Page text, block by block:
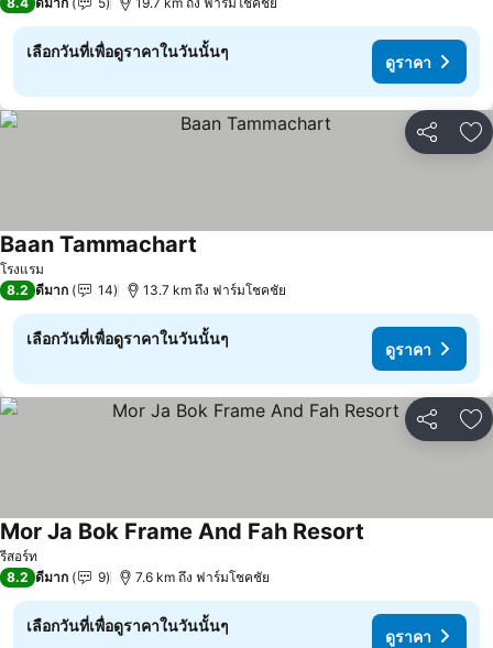
เลือกวันที่เพื่อดูราคาในวันนั้นๆ
ดูราคา
แชร์ เ
โรงแรม
Baan Tammachart
8.2 ดีมาก 14 13.7 km ถึง ฟาร์มโชคชัย
เลือกวันที่เพื่อดูราคาในวันนั้นๆ
ดูราคา
แชร์ เ
รีสอร์ท
Mor Ja Bok Frame And Fah Resort
8.2 ดีมาก 9 7.6 km ถึง ฟาร์มโชคชัย
เลือกวันที่เพื่อดูราคาในวันนั้นๆ
ดูราคา